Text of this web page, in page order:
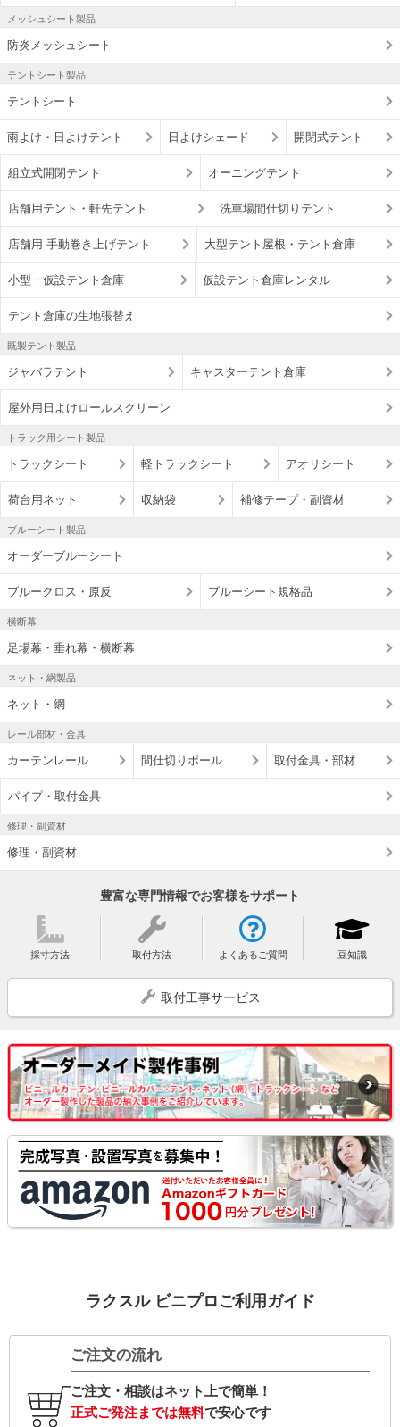
メッシュシート製品
防炎メッシュシート
テントシート製品
テントシート
雨よけ・日よけテント 日よけシェード 開閉式テント
組立式開閉テント オーニングテント
店舗用テント・軒先テント 洗車場間仕切りテント
店舗用 手動巻き上げテント 大型テント屋根・テント倉庫
小型・仮設テント倉庫 仮設テント倉庫レンタル
テント倉庫の生地張替え
既製テント製品
ジャバラテント キャスターテント倉庫
屋外用日よけロールスクリーン
トラック用シート製品
トラックシート 軽トラックシート アオリシート
荷台用ネット 収納袋 補修テープ・副資材
ブルーシート製品
オーダーブルーシート
ブルークロス・原反 ブルーシート規格品
横断幕
足場幕・垂れ幕・横断幕
ネット・網製品
ネット・網
レール部材・金具
カーテンレール 間仕切りポール 取付金具・部材
パイプ・取付金具
修理・副資材
修理・副資材
豊富な専門情報でお客様をサポート
採寸方法 取付方法 よくあるご質問 豆知識
取付工事サービス
ラクスル ビニプロご利用ガイド
ご注文の流れ
ご注文・相談はネット上で簡単！
正式ご発注までは無料で安心です